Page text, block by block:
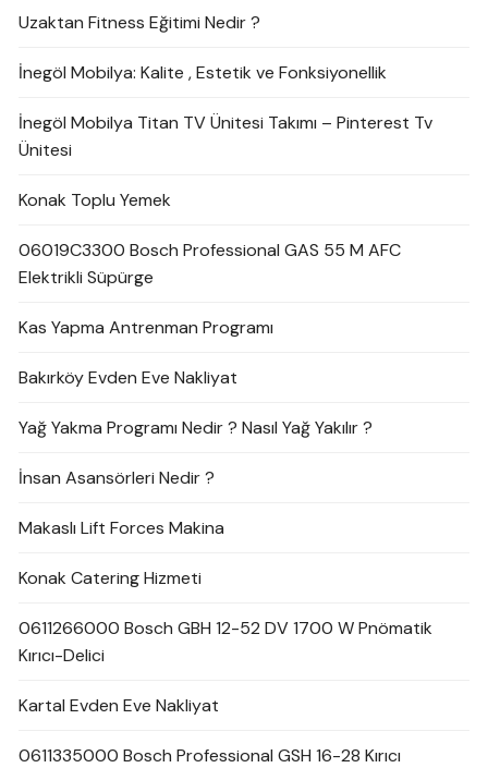
Uzaktan Fitness Eğitimi Nedir ?
İnegöl Mobilya: Kalite , Estetik ve Fonksiyonellik
İnegöl Mobilya Titan TV Ünitesi Takımı – Pinterest Tv
Ünitesi
Konak Toplu Yemek
06019C3300 Bosch Professional GAS 55 M AFC
Elektrikli Süpürge
Kas Yapma Antrenman Programı
Bakırköy Evden Eve Nakliyat
Yağ Yakma Programı Nedir ? Nasıl Yağ Yakılır ?
İnsan Asansörleri Nedir ?
Makaslı Lift Forces Makina
Konak Catering Hizmeti
0611266000 Bosch GBH 12-52 DV 1700 W Pnömatik
Kırıcı-Delici
Kartal Evden Eve Nakliyat
0611335000 Bosch Professional GSH 16-28 Kırıcı